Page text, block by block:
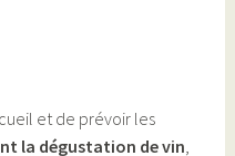
et de prévoir les
la dégustation de vin